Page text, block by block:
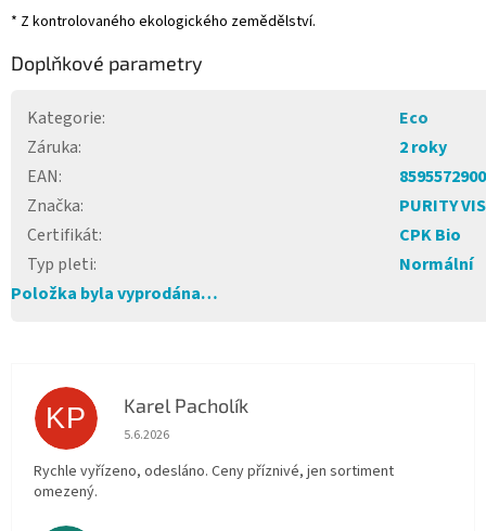
* Z kontrolovaného ekologického zemědělství.
Doplňkové parametry
Kategorie:
Eco
Záruka:
2 roky
EAN:
Značka:
PURITY
Certifikát:
CPK Bio
Typ pleti:
Normální
Položka byla vyprodána…
KP Karel Pacholík
Hodnocení obchodu je 4 z 5 hvězdiček.
5.6.2026
Rychle vyřízeno, odesláno. Ceny příznivé, jen sortiment
omezený.